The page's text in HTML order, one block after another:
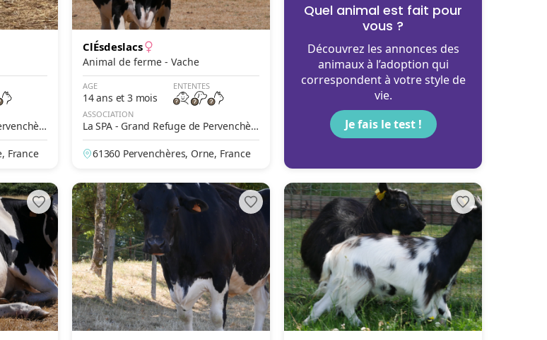
France
ClÉsdeslacs
Animal de ferme - Vache
AGE
14 ans et 3 mois
ENTENTES
ASSOCIATION
La SPA - Grand Refuge de Pervenchèr
es
61360 Pervenchères, Orne, France
Quel animal est fait pour
vous ?
Découvrez les annonces des
animaux à l’adoption qui
correspondent à votre style de
vie.
Je fais le test !